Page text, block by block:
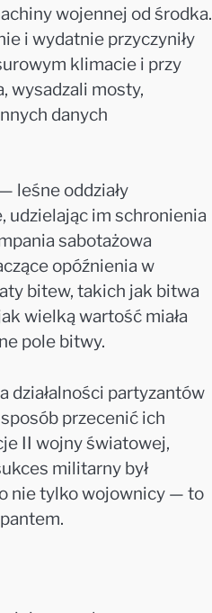
wojennej od środka.
i wydatnie przyczyniły
klimacie i przy
wysadzali mosty,
danych
leśne oddziały
udzielając im schronienia
sabotażowa
opóźnienia w
bitew, takich jak bitwa
wielką wartość miała
pole bitwy.
działalności partyzantów
przecenić ich
II wojny światowej,
militarny był
nie tylko wojownicy — to